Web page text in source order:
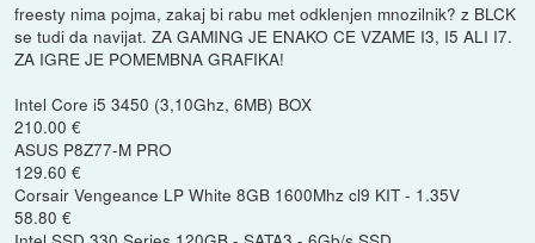
freesty nima pojma, zakaj bi rabu met odklenjen mnozilnik? z BLCK
se tudi da navijat. ZA GAMING JE ENAKO CE VZAME I3, I5 ALI I7.
ZA IGRE JE POMEMBNA GRAFIKA!
Intel Core i5 3450 (3,10Ghz, 6MB) BOX
210.00 €
ASUS P8Z77-M PRO
129.60 €
Corsair Vengeance LP White 8GB 1600Mhz cl9 KIT - 1.35V
58.80 €